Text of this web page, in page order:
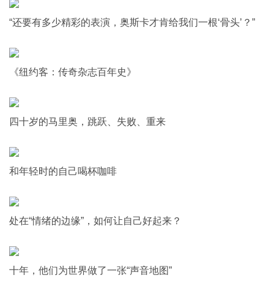
“还要有多少精彩的表演，奥斯卡才肯给我们一根‘骨头’？”
《纽约客：传奇杂志百年史》
四十岁的马里奥，跳跃、失败、重来
和年轻时的自己喝杯咖啡
处在“情绪的边缘”，如何让自己好起来？
十年，他们为世界做了一张“声音地图”